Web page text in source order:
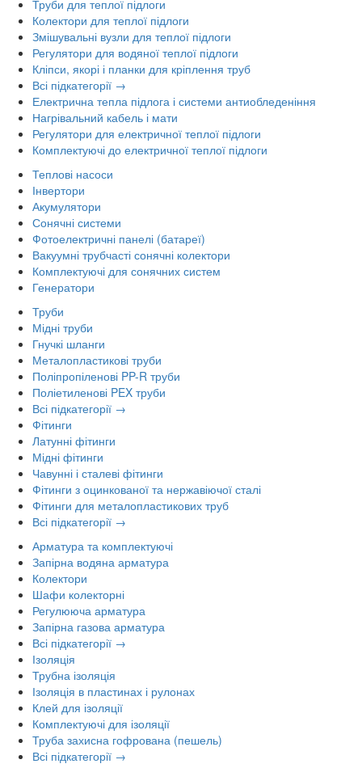
Труби для теплої підлоги
Колектори для теплої підлоги
Змішувальні вузли для теплої підлоги
Регулятори для водяної теплої підлоги
Кліпси, якорі і планки для кріплення труб
Всі підкатегорії →
Електрична тепла підлога і системи антиобледеніння
Нагрівальний кабель і мати
Регулятори для електричної теплої підлоги
Комплектуючі до електричної теплої підлоги
Теплові насоси
Інвертори
Акумулятори
Сонячні системи
Фотоелектричні панелі (батареї)
Вакуумні трубчасті сонячні колектори
Комплектуючі для сонячних систем
Генератори
Труби
Мідні труби
Гнучкі шланги
Металопластикові труби
Поліпропіленові PP-R труби
Поліетиленові PEX труби
Всі підкатегорії →
Фітинги
Латунні фітинги
Мідні фітинги
Чавунні і сталеві фітинги
Фітинги з оцинкованої та нержавіючої сталі
Фітинги для металопластикових труб
Всі підкатегорії →
Арматура та комплектуючі
Запірна водяна арматура
Колектори
Шафи колекторні
Регулююча арматура
Запірна газова арматура
Всі підкатегорії →
Ізоляція
Трубна ізоляція
Ізоляція в пластинах і рулонах
Клей для ізоляції
Комплектуючі для ізоляції
Труба захисна гофрована (пешель)
Всі підкатегорії →